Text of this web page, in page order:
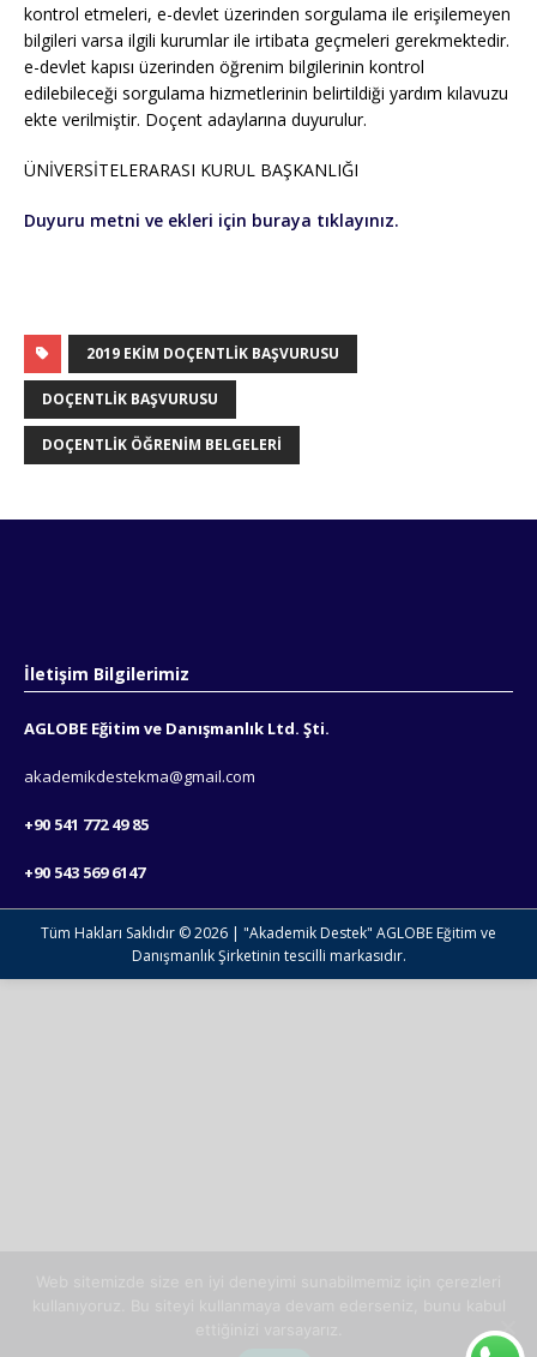
kontrol etmeleri, e-devlet üzerinden sorgulama ile erişilemeyen
bilgileri varsa ilgili kurumlar ile irtibata geçmeleri gerekmektedir.
e-devlet kapısı üzerinden öğrenim bilgilerinin kontrol
edilebileceği sorgulama hizmetlerinin belirtildiği yardım kılavuzu
ekte verilmiştir. Doçent adaylarına duyurulur.
ÜNİVERSİTELERARASI KURUL BAŞKANLIĞI
Duyuru metni ve ekleri için buraya tıklayınız.
2019 EKIM DOÇENTLIK BAŞVURUSU
DOÇENTLIK BAŞVURUSU
DOÇENTLIK ÖĞRENIM BELGELERI
İletişim Bilgilerimiz
AGLOBE Eğitim ve Danışmanlık Ltd. Şti.
akademikdestekma@gmail.com
+90 541 772 49 85
+90 543 569 6147
Tüm Hakları Saklıdır © 2026 | "Akademik Destek" AGLOBE Eğitim ve
Danışmanlık Şirketinin tescilli markasıdır.